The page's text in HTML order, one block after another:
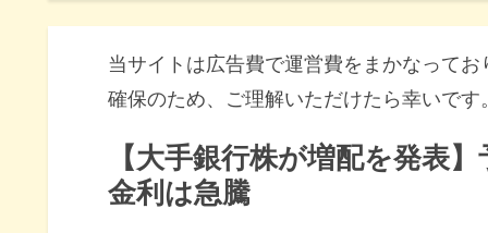
当サイトは広告費で運営費をまかなって
確保のため、ご理解いただけたら幸いです
【大手銀行株が増配を発表
金利は急騰